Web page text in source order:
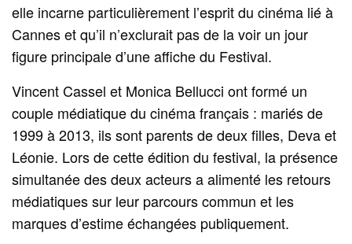
elle incarne particulièrement l’esprit du cinéma lié à
Cannes et qu’il n’exclurait pas de la voir un jour
figure principale d’une affiche du Festival.
Vincent Cassel et Monica Bellucci ont formé un
couple médiatique du cinéma français : mariés de
1999 à 2013, ils sont parents de deux filles, Deva et
Léonie. Lors de cette édition du festival, la présence
simultanée des deux acteurs a alimenté les retours
médiatiques sur leur parcours commun et les
marques d’estime échangées publiquement.